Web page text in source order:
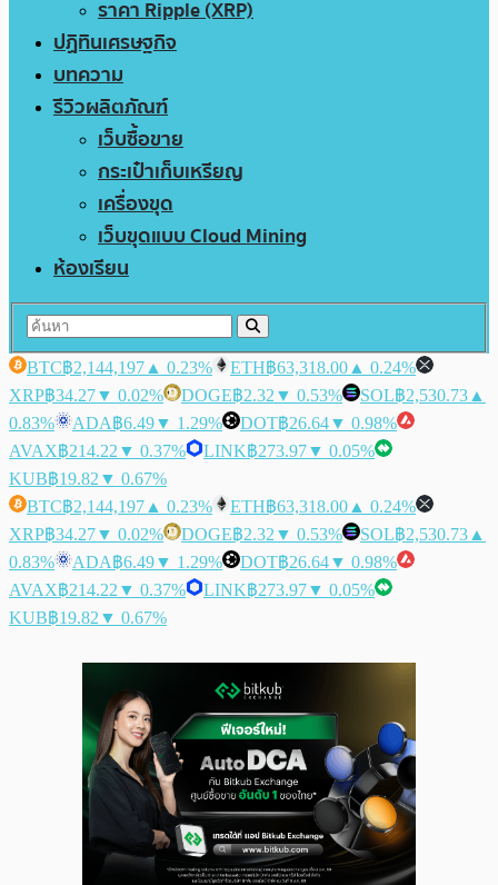
ราคา Ripple (XRP)
ปฏิทินเศรษฐกิจ
บทความ
รีวิวผลิตภัณฑ์
เว็บซื้อขาย
กระเป๋าเก็บเหรียญ
เครื่องขุด
เว็บขุดแบบ Cloud Mining
ห้องเรียน
BTC฿2,144,197 ▲ 0.23% ETH฿63,318.00 ▲ 0.24%
XRP฿34.27▼ 0.02% DOGE฿2.32 ▼ 0.53% SOL฿2,530.73 ▲
0.83%
ADA฿6.49▼ 1.29% DOT฿26.64▼ 0.98%
AVAX฿214.22 ▼ 0.37% LINK฿273.97▼ 0.05%
KUB฿19.82 ▼ 0.67%
BTC฿2,144,197 ▲ 0.23% ETH฿63,318.00 ▲ 0.24%
XRP฿34.27▼ 0.02% DOGE฿2.32 ▼ 0.53% SOL฿2,530.73 ▲
0.83%
ADA฿6.49▼ 1.29% DOT฿26.64▼ 0.98%
AVAX฿214.22 ▼ 0.37% LINK฿273.97▼ 0.05%
KUB฿19.82 ▼ 0.67%